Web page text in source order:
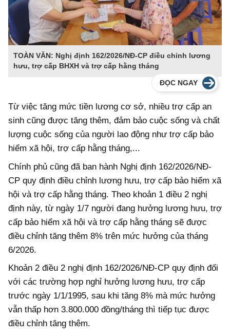
TOÀN VĂN: Nghị định 162/2026/NĐ-CP điều chỉnh lương
hưu, trợ cấp BHXH và trợ cấp hằng tháng
ĐỌC NGAY
Từ việc tăng mức tiền lương cơ sở, nhiều trợ cấp an
sinh cũng được tăng thêm, đảm bảo cuộc sống và chất
lượng cuộc sống của người lao động như trợ cấp bảo
hiểm xã hội, trợ cấp hằng tháng,...
Chính phủ cũng đã ban hành Nghị định 162/2026/NĐ-
CP quy định điều chỉnh lương hưu, trợ cấp bảo hiểm xã
hội và trợ cấp hằng tháng. Theo khoản 1 điều 2 nghị
định này, từ ngày 1/7 người đang hưởng lương hưu, trợ
cấp bảo hiểm xã hội và trợ cấp hằng tháng sẽ được
điều chỉnh tăng thêm 8% trên mức hưởng của tháng
6/2026.
Khoản 2 điều 2 nghị định 162/2026/NĐ-CP quy định đối
với các trường hợp nghỉ hưởng lương hưu, trợ cấp
trước ngày 1/1/1995, sau khi tăng 8% mà mức hưởng
vẫn thấp hơn 3.800.000 đồng/tháng thì tiếp tục được
điều chỉnh tăng thêm.